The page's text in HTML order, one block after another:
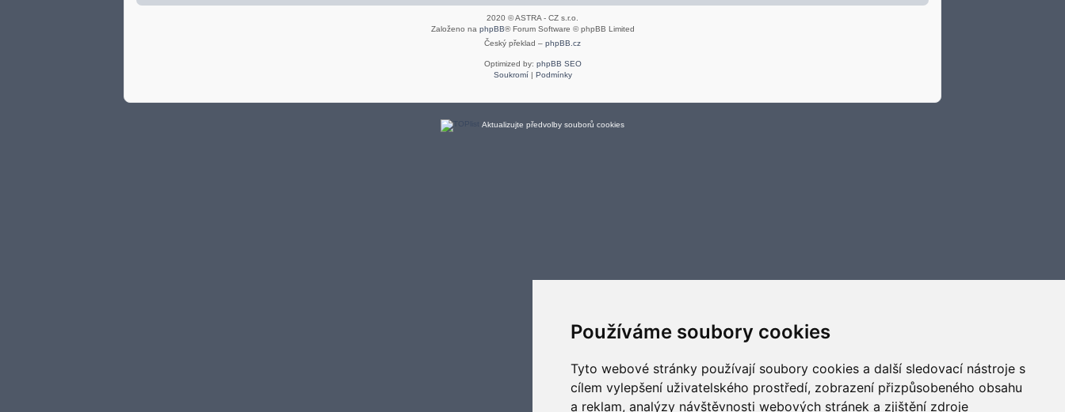
Používáme soubory cookies
Tyto webové stránky používají soubory cookies a další sledovací nástroje s
cílem vylepšení uživatelského prostředí, zobrazení přizpůsobeného obsahu
a reklam, analýzy návštěvnosti webových stránek a zjištění zdroje
2020 © ASTRA - CZ s.r.o.
Založeno na phpBB® Forum Software © phpBB Limited
Český překlad – phpBB.cz
Optimized by: phpBB SEO
Soukromí| Podmínky
Aktualizujte předvolby souborů cookies